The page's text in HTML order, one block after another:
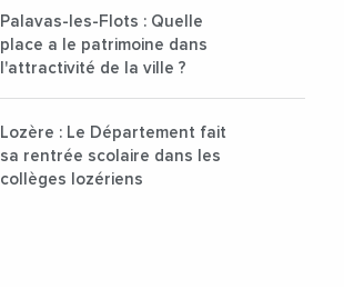
Palavas-les-Flots : Quelle
place a le patrimoine dans
l'attractivité de la ville ?
Lozère : Le Département fait
sa rentrée scolaire dans les
collèges lozériens